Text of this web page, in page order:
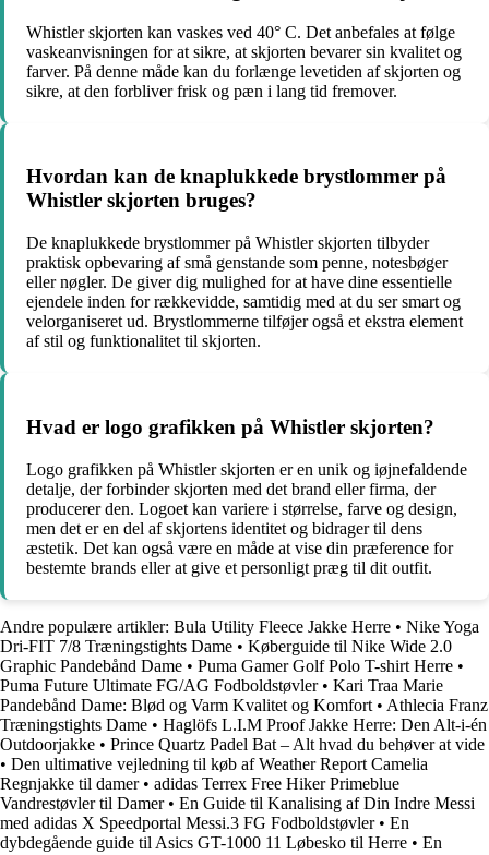
Whistler skjorten kan vaskes ved 40° C. Det anbefales at følge
vaskeanvisningen for at sikre, at skjorten bevarer sin kvalitet og
farver. På denne måde kan du forlænge levetiden af skjorten og
sikre, at den forbliver frisk og pæn i lang tid fremover.
Hvordan kan de knaplukkede brystlommer på
Whistler skjorten bruges?
De knaplukkede brystlommer på Whistler skjorten tilbyder
praktisk opbevaring af små genstande som penne, notesbøger
eller nøgler. De giver dig mulighed for at have dine essentielle
ejendele inden for rækkevidde, samtidig med at du ser smart og
velorganiseret ud. Brystlommerne tilføjer også et ekstra element
af stil og funktionalitet til skjorten.
Hvad er logo grafikken på Whistler skjorten?
Logo grafikken på Whistler skjorten er en unik og iøjnefaldende
detalje, der forbinder skjorten med det brand eller firma, der
producerer den. Logoet kan variere i størrelse, farve og design,
men det er en del af skjortens identitet og bidrager til dens
æstetik. Det kan også være en måde at vise din præference for
bestemte brands eller at give et personligt præg til dit outfit.
Andre populære artikler: Bula Utility Fleece Jakke Herre • Nike Yoga
Dri-FIT 7/8 Træningstights Dame • Køberguide til Nike Wide 2.0
Graphic Pandebånd Dame • Puma Gamer Golf Polo T-shirt Herre •
Puma Future Ultimate FG/AG Fodboldstøvler• Kari Traa Marie
Pandebånd Dame: Blød og Varm Kvalitet og Komfort • Athlecia Franz
Træningstights Dame • Haglöfs L.I.M Proof Jakke Herre: Den Alt-i-én
Outdoorjakke • Prince Quartz Padel Bat – Alt hvad du behøver at vide
• Den ultimative vejledning til køb af Weather Report Camelia
Regnjakke til damer• adidas Terrex Free Hiker Primeblue
Vandrestøvler til Damer• En Guide til Kanalising af Din Indre Messi
med adidas X Speedportal Messi.3 FG Fodboldstøvler• En
dybdegående guide til Asics GT-1000 11 Løbesko til Herre • En